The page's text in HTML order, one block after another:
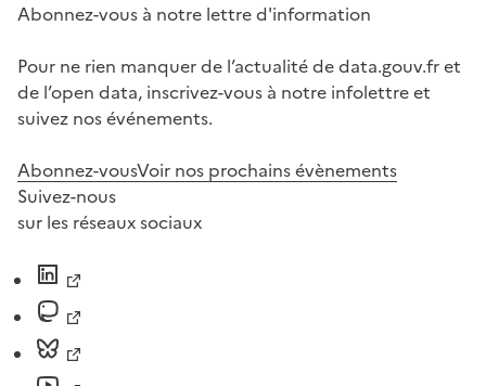
Abonnez-vous à notre lettre d'information
Pour ne rien manquer de l’actualité de data.gouv.fr et
de l’open data, inscrivez-vous à notre infolettre et
suivez nos événements.
Abonnez-vousVoir nos prochains évènements
Suivez-nous
sur les réseaux sociaux